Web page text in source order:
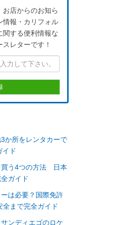
お店からのお知ら
情報・カリフォル
関する便利情報な
レターです！
か所をレンタカーで
イド
買う4つの方法 日本
ガイド
は必要？国際免許
全まで完全ガイド
ンディエゴのロケ